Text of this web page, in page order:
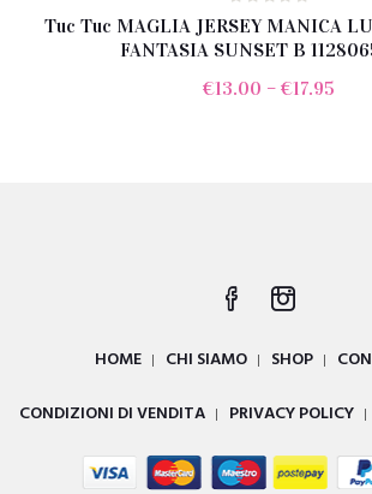
Tuc Tuc MAGLIA JERSEY MANICA
FANTASIA SUNSET B
€13.00 – €17.95
HOME CHI SIAMO SHOP
CONDIZIONI DI VENDITA
PRIVACY POLICY